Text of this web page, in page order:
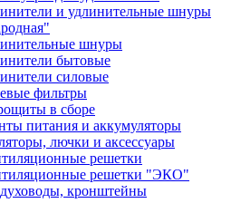
и удлинительные шнуры
шнуры
бытовые
силовые
фильтры
в сборе
питания и аккумуляторы
лючки и аксессуары
решетки
решетки "ЭКО"
кронштейны